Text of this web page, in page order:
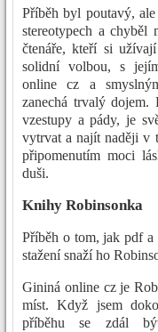
Příběh byl poutavý,
stereotypech a chyběl
čtenáře, kteří si
solidní volbou, s
online cz a
zanechá trvalý dojem.
vzestupy a pády, je
vytrvat a najít naději v
připomenutím moci
duši.
Knihy Robinsonka
Příběh o tom, jak pdf a
stažení snaží ho
Gininá online cz je
míst. Když jsem
příběhu se zdál